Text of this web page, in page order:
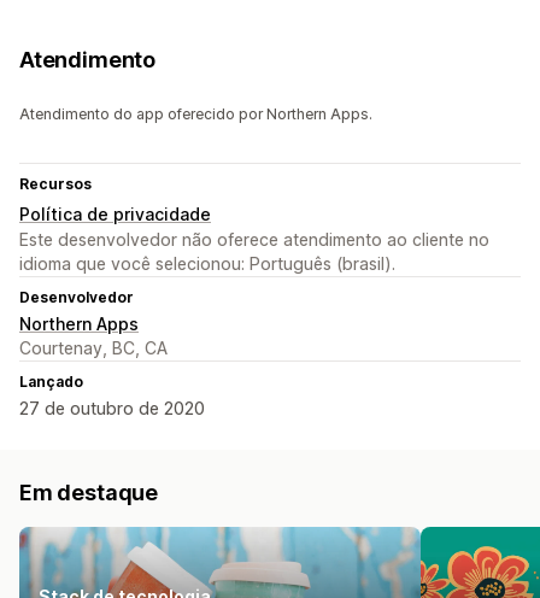
Atendimento
Atendimento do app oferecido por Northern Apps.
Recursos
Política de privacidade
Este desenvolvedor não oferece atendimento ao cliente no
idioma que você selecionou: Português (brasil).
Desenvolvedor
Northern Apps
Courtenay, BC, CA
Lançado
27 de outubro de 2020
Em destaque